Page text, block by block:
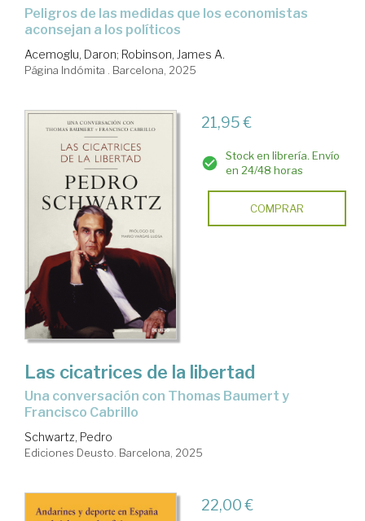
Peligros de las medidas que los economistas
aconsejan a los políticos
Acemoglu, Daron; Robinson, James A.
Página Indómita . Barcelona, 2025
21,95 €
Stock en librería. Envío
en 24/48 horas
COMPRAR
Las cicatrices de la libertad
Una conversación con Thomas Baumert y
Francisco Cabrillo
Schwartz, Pedro
Ediciones Deusto. Barcelona, 2025
22,00 €